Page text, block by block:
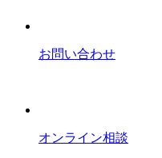
お問い合わせ
オンライン相談